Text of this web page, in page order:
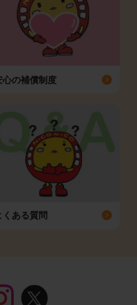
心の補償制度
くある質問